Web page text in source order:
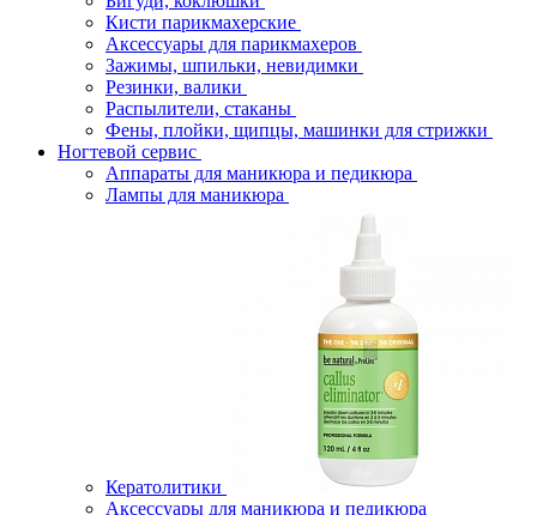
Кисти парикмахерские
Аксессуары для парикмахеров
Зажимы, шпильки, невидимки
Резинки, валики
Распылители, стаканы
Фены, плойки, щипцы, машинки для стрижки
Ногтевой сервис
Аппараты для маникюра и педикюра
Лампы для маникюра
Кератолитики
Аксессуары для маникюра и педикюра